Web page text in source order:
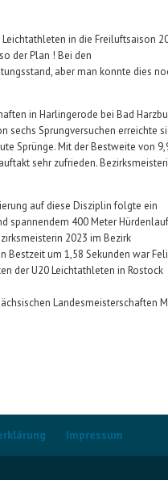
in die Freiluftsaison
der Plan ! Bei den
aber man konnte dies
in Harlingerode bei Bad
sechs Sprungversuchen erreichte
Sprünge. Mit der Bestweite von
sehr zufrieden.
auf diese Disziplin folgte ein
spannendem 400 Meter Hürdenlauf
2023 im Bezirk
Bestzeit um 1,58 Sekunden war
der U20 Leichtathleten in Rostock
Landesmeisterschaften
Impressum